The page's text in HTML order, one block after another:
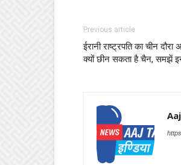
Previous article
ईरानी राष्ट्रपति का चीन
क्यों छीन सकता है चैन, समझें